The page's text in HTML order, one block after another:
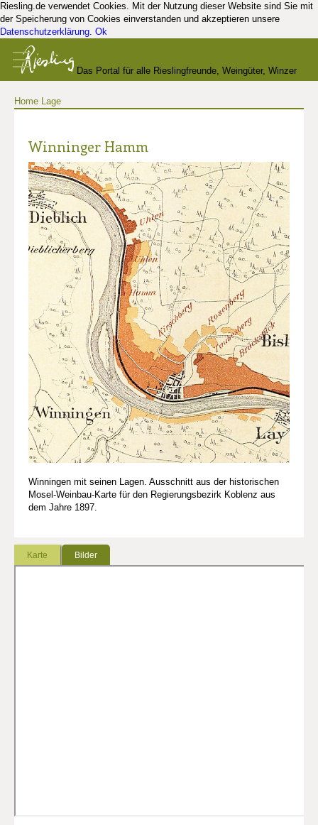
Riesling.de verwendet Cookies. Mit der Nutzung dieser Website sind Sie mit
der Speicherung von Cookies einverstanden und akzeptieren unsere
Datenschutzerklärung. Ok
Das Portal für alle Rieslingfreunde, Weingüter, Winzer
Home Lage
Winninger Hamm
Winningen mit seinen Lagen. Ausschnitt aus der historischen
Mosel-Weinbau-Karte für den Regierungsbezirk Koblenz aus
dem Jahre 1897.
Karte Bilder